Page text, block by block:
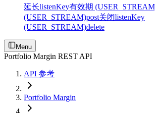
延长listenKey有效期
(USER_STREAM)post关闭listenKey
(USER_STREAM)delete
Menu
Portfolio Margin REST API
API 参考
Portfolio Margin